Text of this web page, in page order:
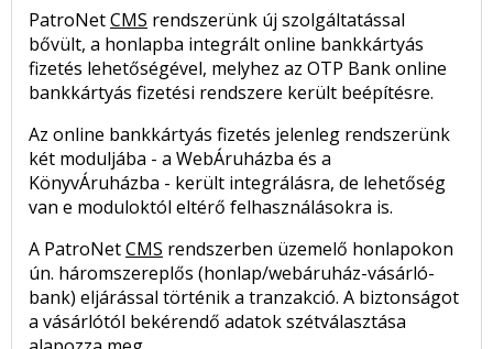
PatroNetCMS rendszerünk új szolgáltatással
bővült, a honlapba integrált online bankkártyás
fizetés lehetőségével, melyhez az OTP Bank online
bankkártyás fizetési rendszere került beépítésre.
Az online bankkártyás fizetés jelenleg rendszerünk
két moduljába - a WebÁruházba és a
KönyvÁruházba - került integrálásra, de lehetőség
van e moduloktól eltérő felhasználásokra is.
A PatroNetCMS rendszerben üzemelő honlapokon
ún. háromszereplős (honlap/webáruház-vásárló-
bank) eljárással történik a tranzakció. A biztonságot
a vásárlótól bekérendő adatok szétválasztása